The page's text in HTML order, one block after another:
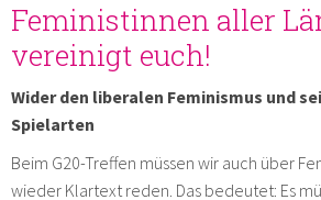
Feministinnen aller
vereinigt euch!
Wider den liberalen Feminismus und
Spielarten
Beim G20-Treffen müssen wir auch über
wieder Klartext reden. Das bedeutet: Es